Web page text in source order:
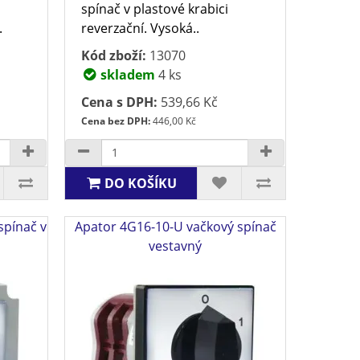
spínač v plastové krabici
reverzační. Vysoká..
Kód zboží: 13070
skladem 4 ks
Cena s DPH: 539,66 Kč
Cena bez DPH:446,00 Kč
DO KOŠÍKU
v
Apator 4G16-10-U vačkový spínač
vestavný